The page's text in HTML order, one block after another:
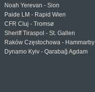
Noah Yerevan - Sion
Paide LM - Rapid Wien
CFR Cluj - Tromsø
Sheriff Tiraspol - St. Gallen
Raków Częstochowa - Hammarby
Dynamo Kyiv - Qarabağ Agdam